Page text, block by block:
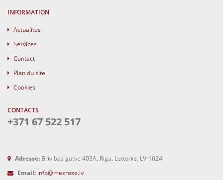
INFORMATION
Actualites
Services
Contact
Plan du site
Cookies
CONTACTS
+371 67 522 517
Adresse: Brivibas gatve 403A, Riga, Lettonie, LV-1024
Email: info@mezroze.lv